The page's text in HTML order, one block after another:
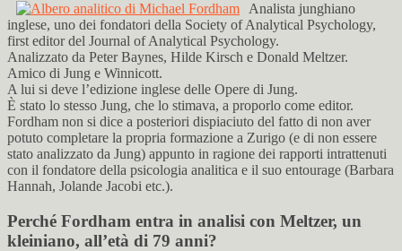
Analista junghiano
inglese, uno dei fondatori della Society of Analytical Psychology,
first editor del Journal of Analytical Psychology.
Analizzato da Peter Baynes, Hilde Kirsch e Donald Meltzer.
Amico di Jung e Winnicott.
A lui si deve l’edizione inglese delle Opere di Jung.
È stato lo stesso Jung, che lo stimava, a proporlo come editor.
Fordham non si dice a posteriori dispiaciuto del fatto di non aver
potuto completare la propria formazione a Zurigo (e di non essere
stato analizzato da Jung) appunto in ragione dei rapporti intrattenuti
con il fondatore della psicologia analitica e il suo entourage (Barbara
Hannah, Jolande Jacobi etc.).
Perché Fordham entra in analisi con Meltzer, un
kleiniano, all’età di 79 anni?